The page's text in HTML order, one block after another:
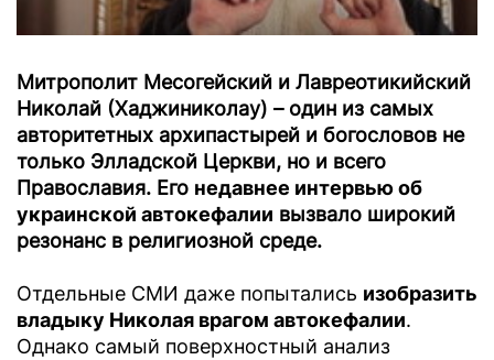
Митрополит Месогейский и Лавреотикийский
Николай (Хаджиниколау) – один из самых
авторитетных архипастырей и богословов не
только Элладской Церкви, но и всего
Православия. Его недавнее интервью об
украинской автокефалии вызвало широкий
резонанс в религиозной среде.
Отдельные СМИ даже попытались изобразить
владыку Николая врагом автокефалии.
Однако самый поверхностный анализ